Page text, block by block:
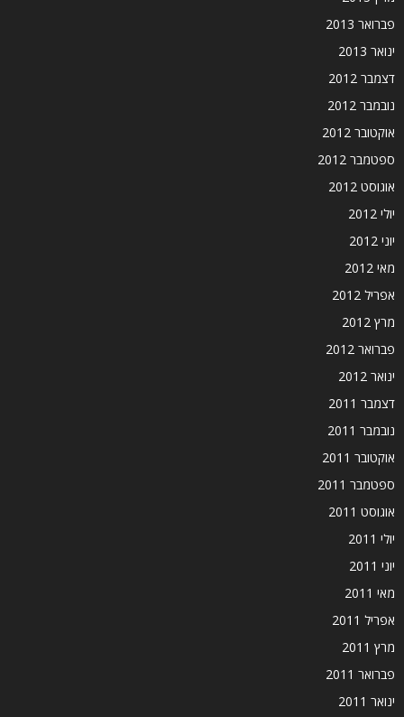
פברואר 2013
ינואר 2013
דצמבר 2012
נובמבר 2012
אוקטובר 2012
ספטמבר 2012
אוגוסט 2012
יולי 2012
יוני 2012
מאי 2012
אפריל 2012
מרץ 2012
פברואר 2012
ינואר 2012
דצמבר 2011
נובמבר 2011
אוקטובר 2011
ספטמבר 2011
אוגוסט 2011
יולי 2011
יוני 2011
מאי 2011
אפריל 2011
מרץ 2011
פברואר 2011
ינואר 2011